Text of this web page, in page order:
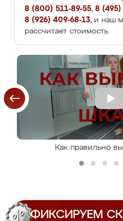
8 (800) 511-89-55, 8 (495)
8 (926) 409-68-13, и наш
рассчитает стоимость.
Как правильно
ФИКСИРУЕМ